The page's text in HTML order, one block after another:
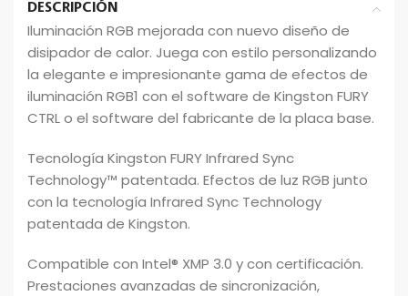
DESCRIPCIÓN
Iluminación RGB mejorada con nuevo diseño de
disipador de calor. Juega con estilo personalizando
la elegante e impresionante gama de efectos de
iluminación RGB1 con el software de Kingston FURY
CTRL o el software del fabricante de la placa base.
Tecnología Kingston FURY Infrared Sync
Technology™ patentada. Efectos de luz RGB junto
con la tecnología Infrared Sync Technology
patentada de Kingston.
Compatible con Intel® XMP 3.0 y con certificación.
Prestaciones avanzadas de sincronización,